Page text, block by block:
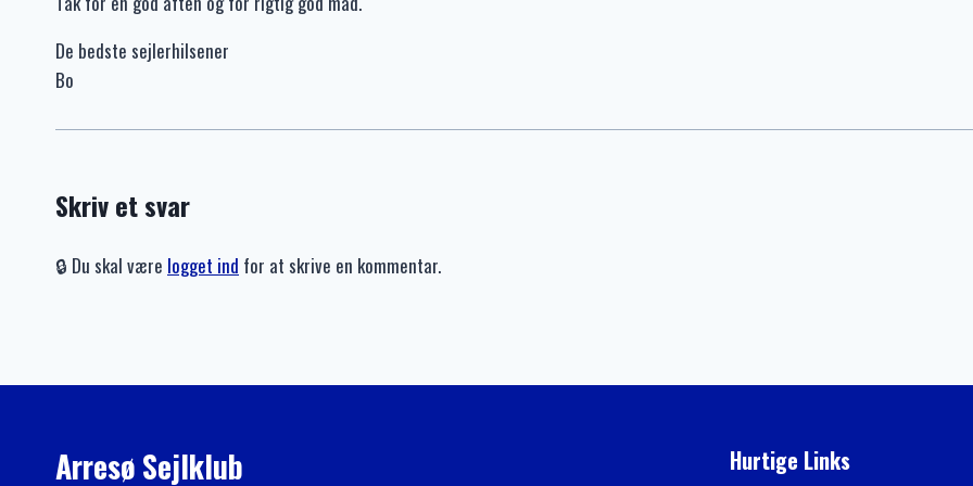
De bedste sejlerhilsener
Bo
Skriv et svar
🔒 Du skal være logget ind for at skrive en kommentar.
Arresø Sejlklub Hurtige Links